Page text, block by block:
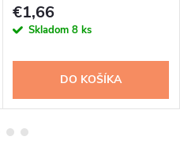
€1,66
Skladom 8 ks
DO KOŠÍKA